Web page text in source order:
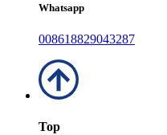
Whatsapp
008618829043287
Top